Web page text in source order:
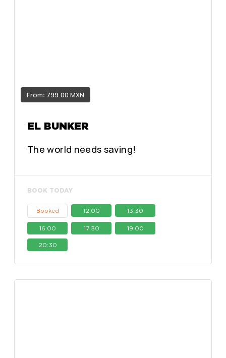
From: 799.00 MXN
EL BUNKER
The world needs saving!
BOOK TODAY
Booked 12:00 13:30
16:00 17:30 19:00
20:30